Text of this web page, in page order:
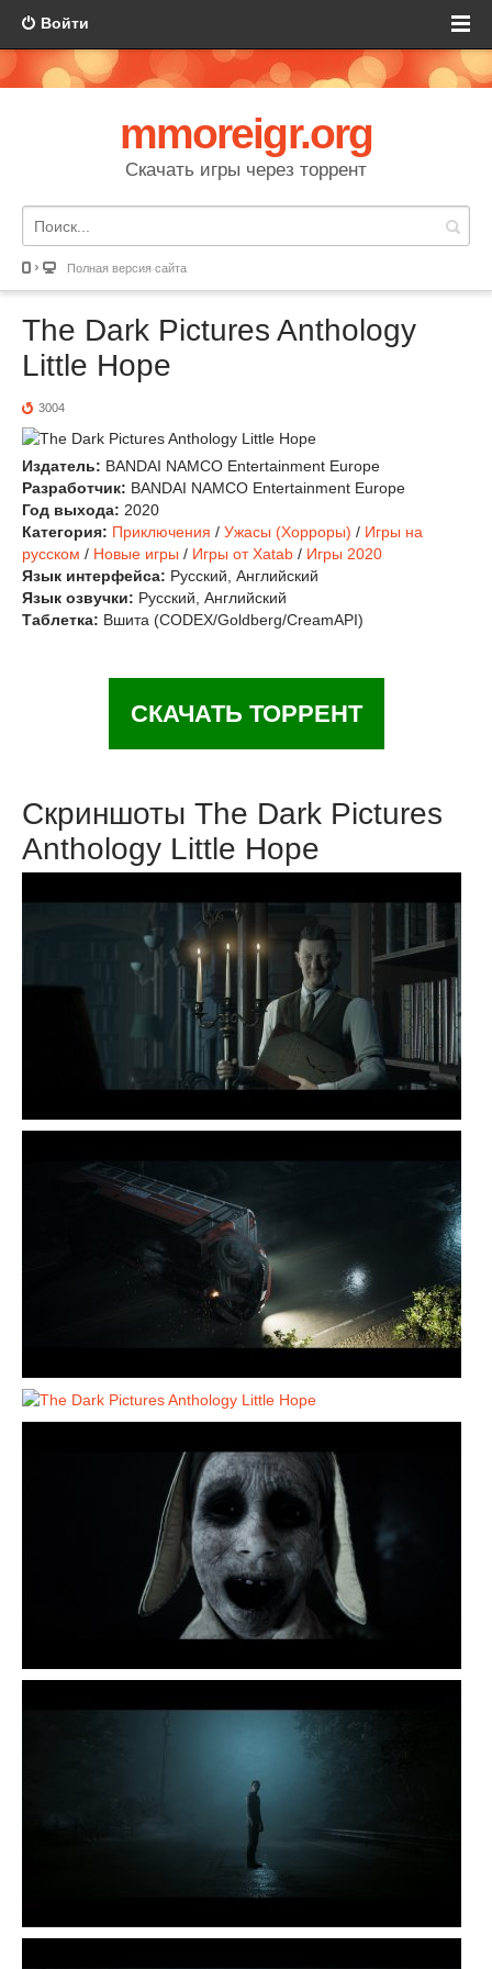
Войти
mmoreigr.org
Скачать игры через торрент
Полная версия сайта
The Dark Pictures Anthology
Little Hope
3004
Издатель: BANDAI NAMCO Entertainment Europe
Разработчик: BANDAI NAMCO Entertainment Europe
Год выхода: 2020
Категория: Приключения / Ужасы (Хорроры) / Игры на
русском / Новые игры / Игры от Xatab / Игры 2020
Язык интерфейса: Русский, Английский
Язык озвучки: Русский, Английский
Таблетка: Вшита (CODEX/Goldberg/CreamAPI)
СКАЧАТЬ ТОРРЕНТ
Скриншоты The Dark Pictures
Anthology Little Hope